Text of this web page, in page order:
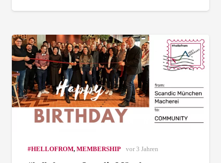
#HELLOFROM, MEMBERSHIP vor 3 Jahren